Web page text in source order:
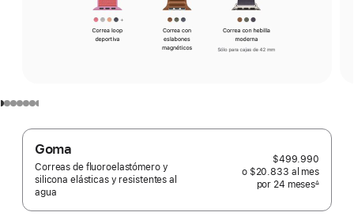
Goma
Correas de fluoroelastómero y
silicona elásticas y resistentes al
agua
$499.990
o $20.833 al mes
por 24 mesesmeses
Nota a pie de página
∆